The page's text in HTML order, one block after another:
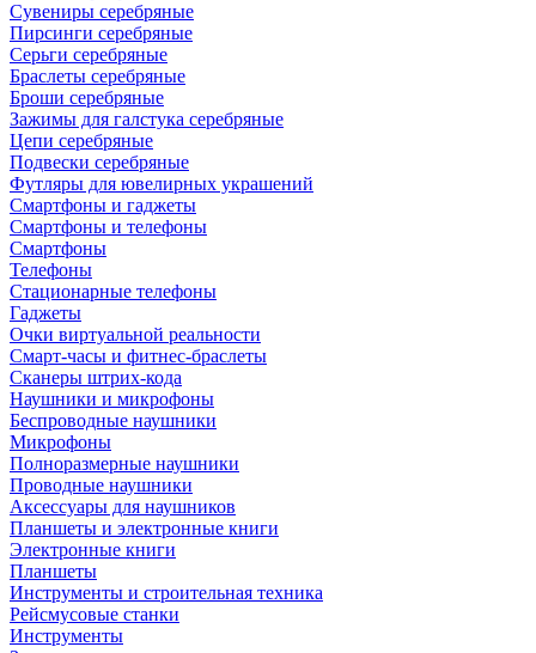
Сувениры серебряные
Пирсинги серебряные
Серьги серебряные
Браслеты серебряные
Броши серебряные
Зажимы для галстука серебряные
Цепи серебряные
Подвески серебряные
Футляры для ювелирных украшений
Смартфоны и гаджеты
Смартфоны и телефоны
Смартфоны
Телефоны
Стационарные телефоны
Гаджеты
Очки виртуальной реальности
Смарт-часы и фитнес-браслеты
Сканеры штрих-кода
Наушники и микрофоны
Беспроводные наушники
Микрофоны
Полноразмерные наушники
Проводные наушники
Аксессуары для наушников
Планшеты и электронные книги
Электронные книги
Планшеты
Инструменты и строительная техника
Рейсмусовые станки
Инструменты